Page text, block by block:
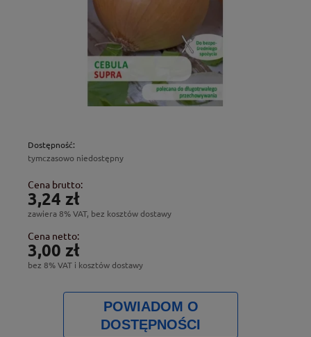
Dostępność:
tymczasowo niedostępny
Cena brutto:
3,24 zł
zawiera 8% VAT, bez kosztów dostawy
Cena netto:
3,00 zł
bez 8% VAT i kosztów dostawy
POWIADOM O
DOSTĘPNOŚCI